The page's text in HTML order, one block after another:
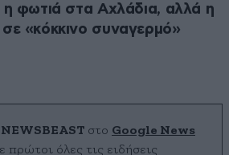
η φωτιά στα Αχλάδια, αλλά η
«κόκκινο συναγερμό»
NEWSBEAST στο Google News
πρώτοι όλες τις ειδήσεις